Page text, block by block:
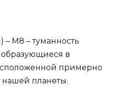
– М8 – туманность
в
примерно
нашей планеты.